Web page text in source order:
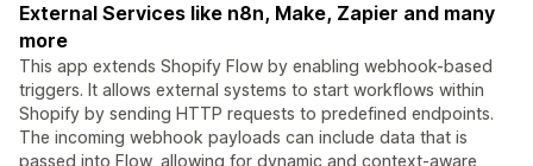
External Services like n8n, Make, Zapier and many
more
This app extends Shopify Flow by enabling webhook-based
triggers. It allows external systems to start workflows within
Shopify by sending HTTP requests to predefined endpoints.
The incoming webhook payloads can include data that is
passed into Flow, allowing for dynamic and context-aware